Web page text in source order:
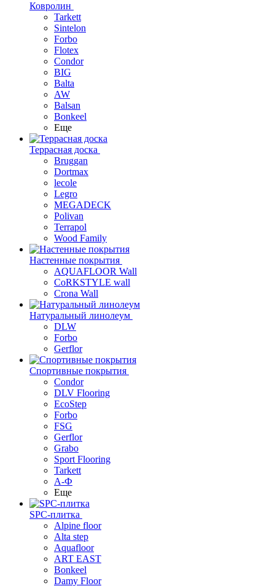
Ковролин
Tarkett
Sintelon
Forbo
Flotex
Condor
BIG
Balta
AW
Balsan
Bonkeel
Еще
Террасная доска
Bruggan
Dortmax
lecole
Legro
MEGADECK
Polivan
Terrapol
Wood Family
Настенные покрытия
AQUAFLOOR Wall
CoRKSTYLE wall
Crona Wall
Натуральный линолеум
DLW
Forbo
Gerflor
Спортивные покрытия
Condor
DLV Flooring
EcoStep
Forbo
FSG
Gerflor
Grabo
Sport Flooring
Tarkett
А-Ф
Еще
SPC-плитка
Alpine floor
Alta step
Aquafloor
ART EAST
Bonkeel
Damy Floor